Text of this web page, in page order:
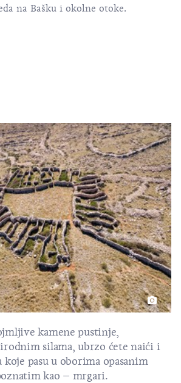
na Bašku i okolne otoke.
kamene pustinje,
silama, ubrzo ćete naići i
koje pasu u oborima opasanim
kao – mrgari.